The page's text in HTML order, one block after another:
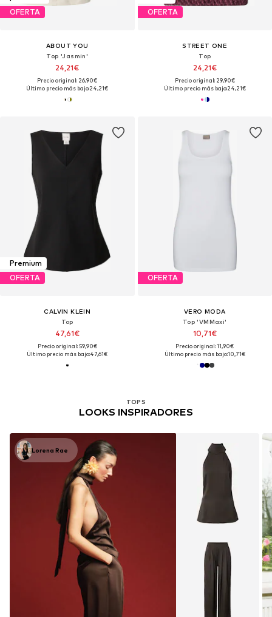
OFERTA
ABOUT YOU
Top 'Jasmin'
24,21€
Precio original: 26,90€
Último precio más bajo:24,21€
OFERTA
STREET ONE
Top
24,21€
Precio original: 29,90€
Último precio más bajo:24,21€
Premium
OFERTA
CALVIN KLEIN
Top
47,61€
Precio original: 59,90€
Último precio más bajo:47,61€
OFERTA
VERO MODA
Top 'VMMaxi'
10,71€
Precio original: 11,90€
Último precio más bajo:10,71€
TOPS
LOOKS INSPIRADORES
Lorena Rae